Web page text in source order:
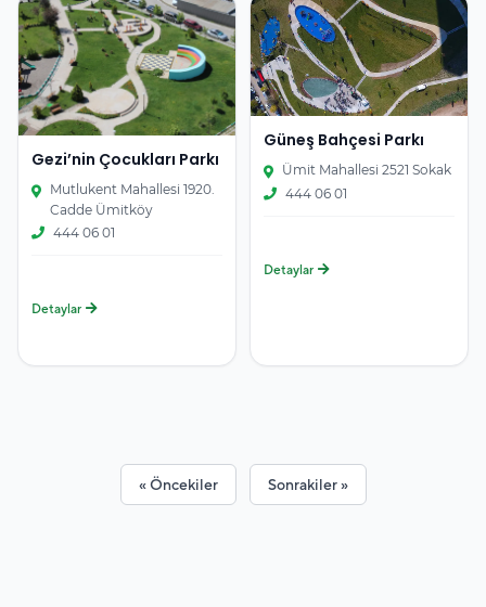
Gezi’nin Çocukları Parkı
Mutlukent Mahallesi 1920.
Cadde Ümitköy
444 06 01
Detaylar
Güneş Bahçesi Parkı
Ümit Mahallesi 2521 Sokak
444 06 01
Detaylar
« Öncekiler Sonrakiler »